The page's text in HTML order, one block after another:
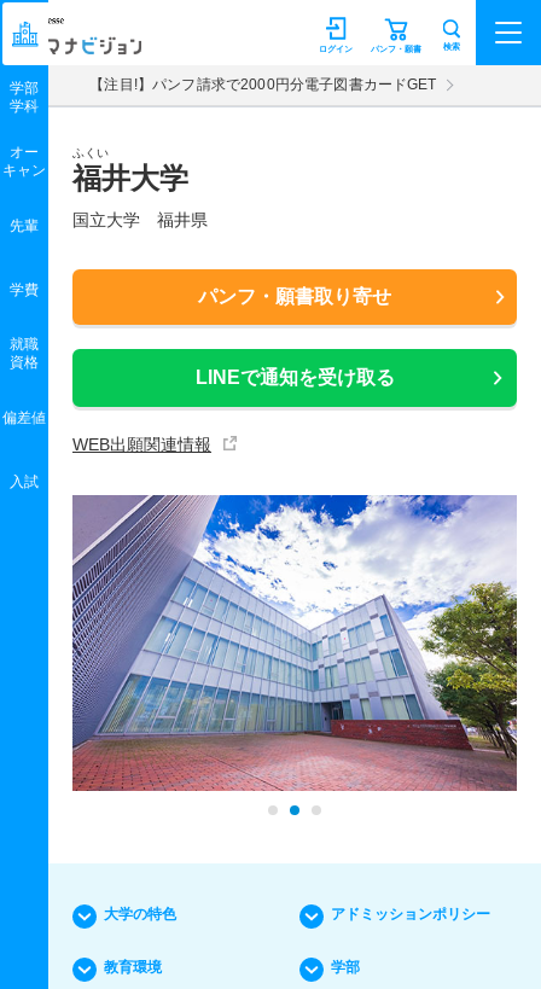
マナビジョン パンフ・願書
ログイン 検索
【注目!】パンフ請求で2000円分電子図書カードGET
ふくい
福井大学
国立大学 福井県
パンフ・願書取り寄せ
LINEで通知を受け取る
WEB出願関連情報
学部
学科
オー
キャン
先輩
学費
就職
資格
偏差値
入試
大学の特色 アドミッションポリシー
教育環境 学部